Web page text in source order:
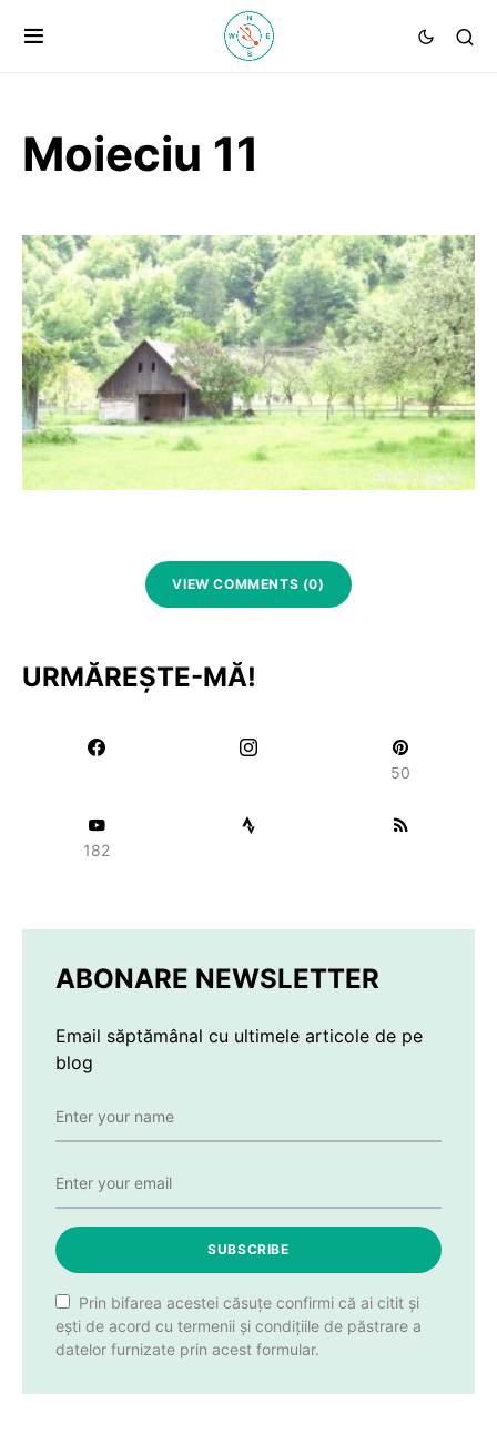
Moieciu 11
VIEW COMMENTS (0)
URMĂREȘTE-MĂ!
50
182
ABONARE NEWSLETTER
Email săptămânal cu ultimele articole de pe
blog
SUBSCRIBE
Prin bifarea acestei căsuțe confirmi că ai citit și
ești de acord cu termenii și condițiile de păstrare a
datelor furnizate prin acest formular.